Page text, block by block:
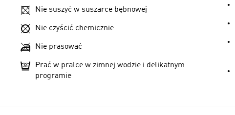
Nie suszyć w suszarce bębnowej
Nie czyścić chemicznie
Nie prasować
Prać w pralce w zimnej wodzie i delikatnym
programie